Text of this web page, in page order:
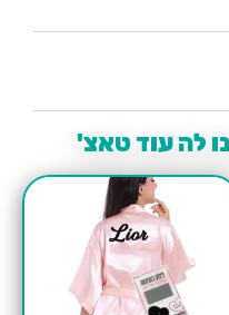
לה עוד טאצ'